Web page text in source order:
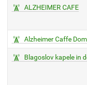
ALZHEIMER CAFE
Alzheimer Caffe
Blagoslov kapele in